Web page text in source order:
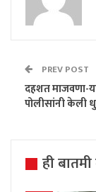
PREV POST
दहशत माजवणा-
पोलीसांनी केली
ही